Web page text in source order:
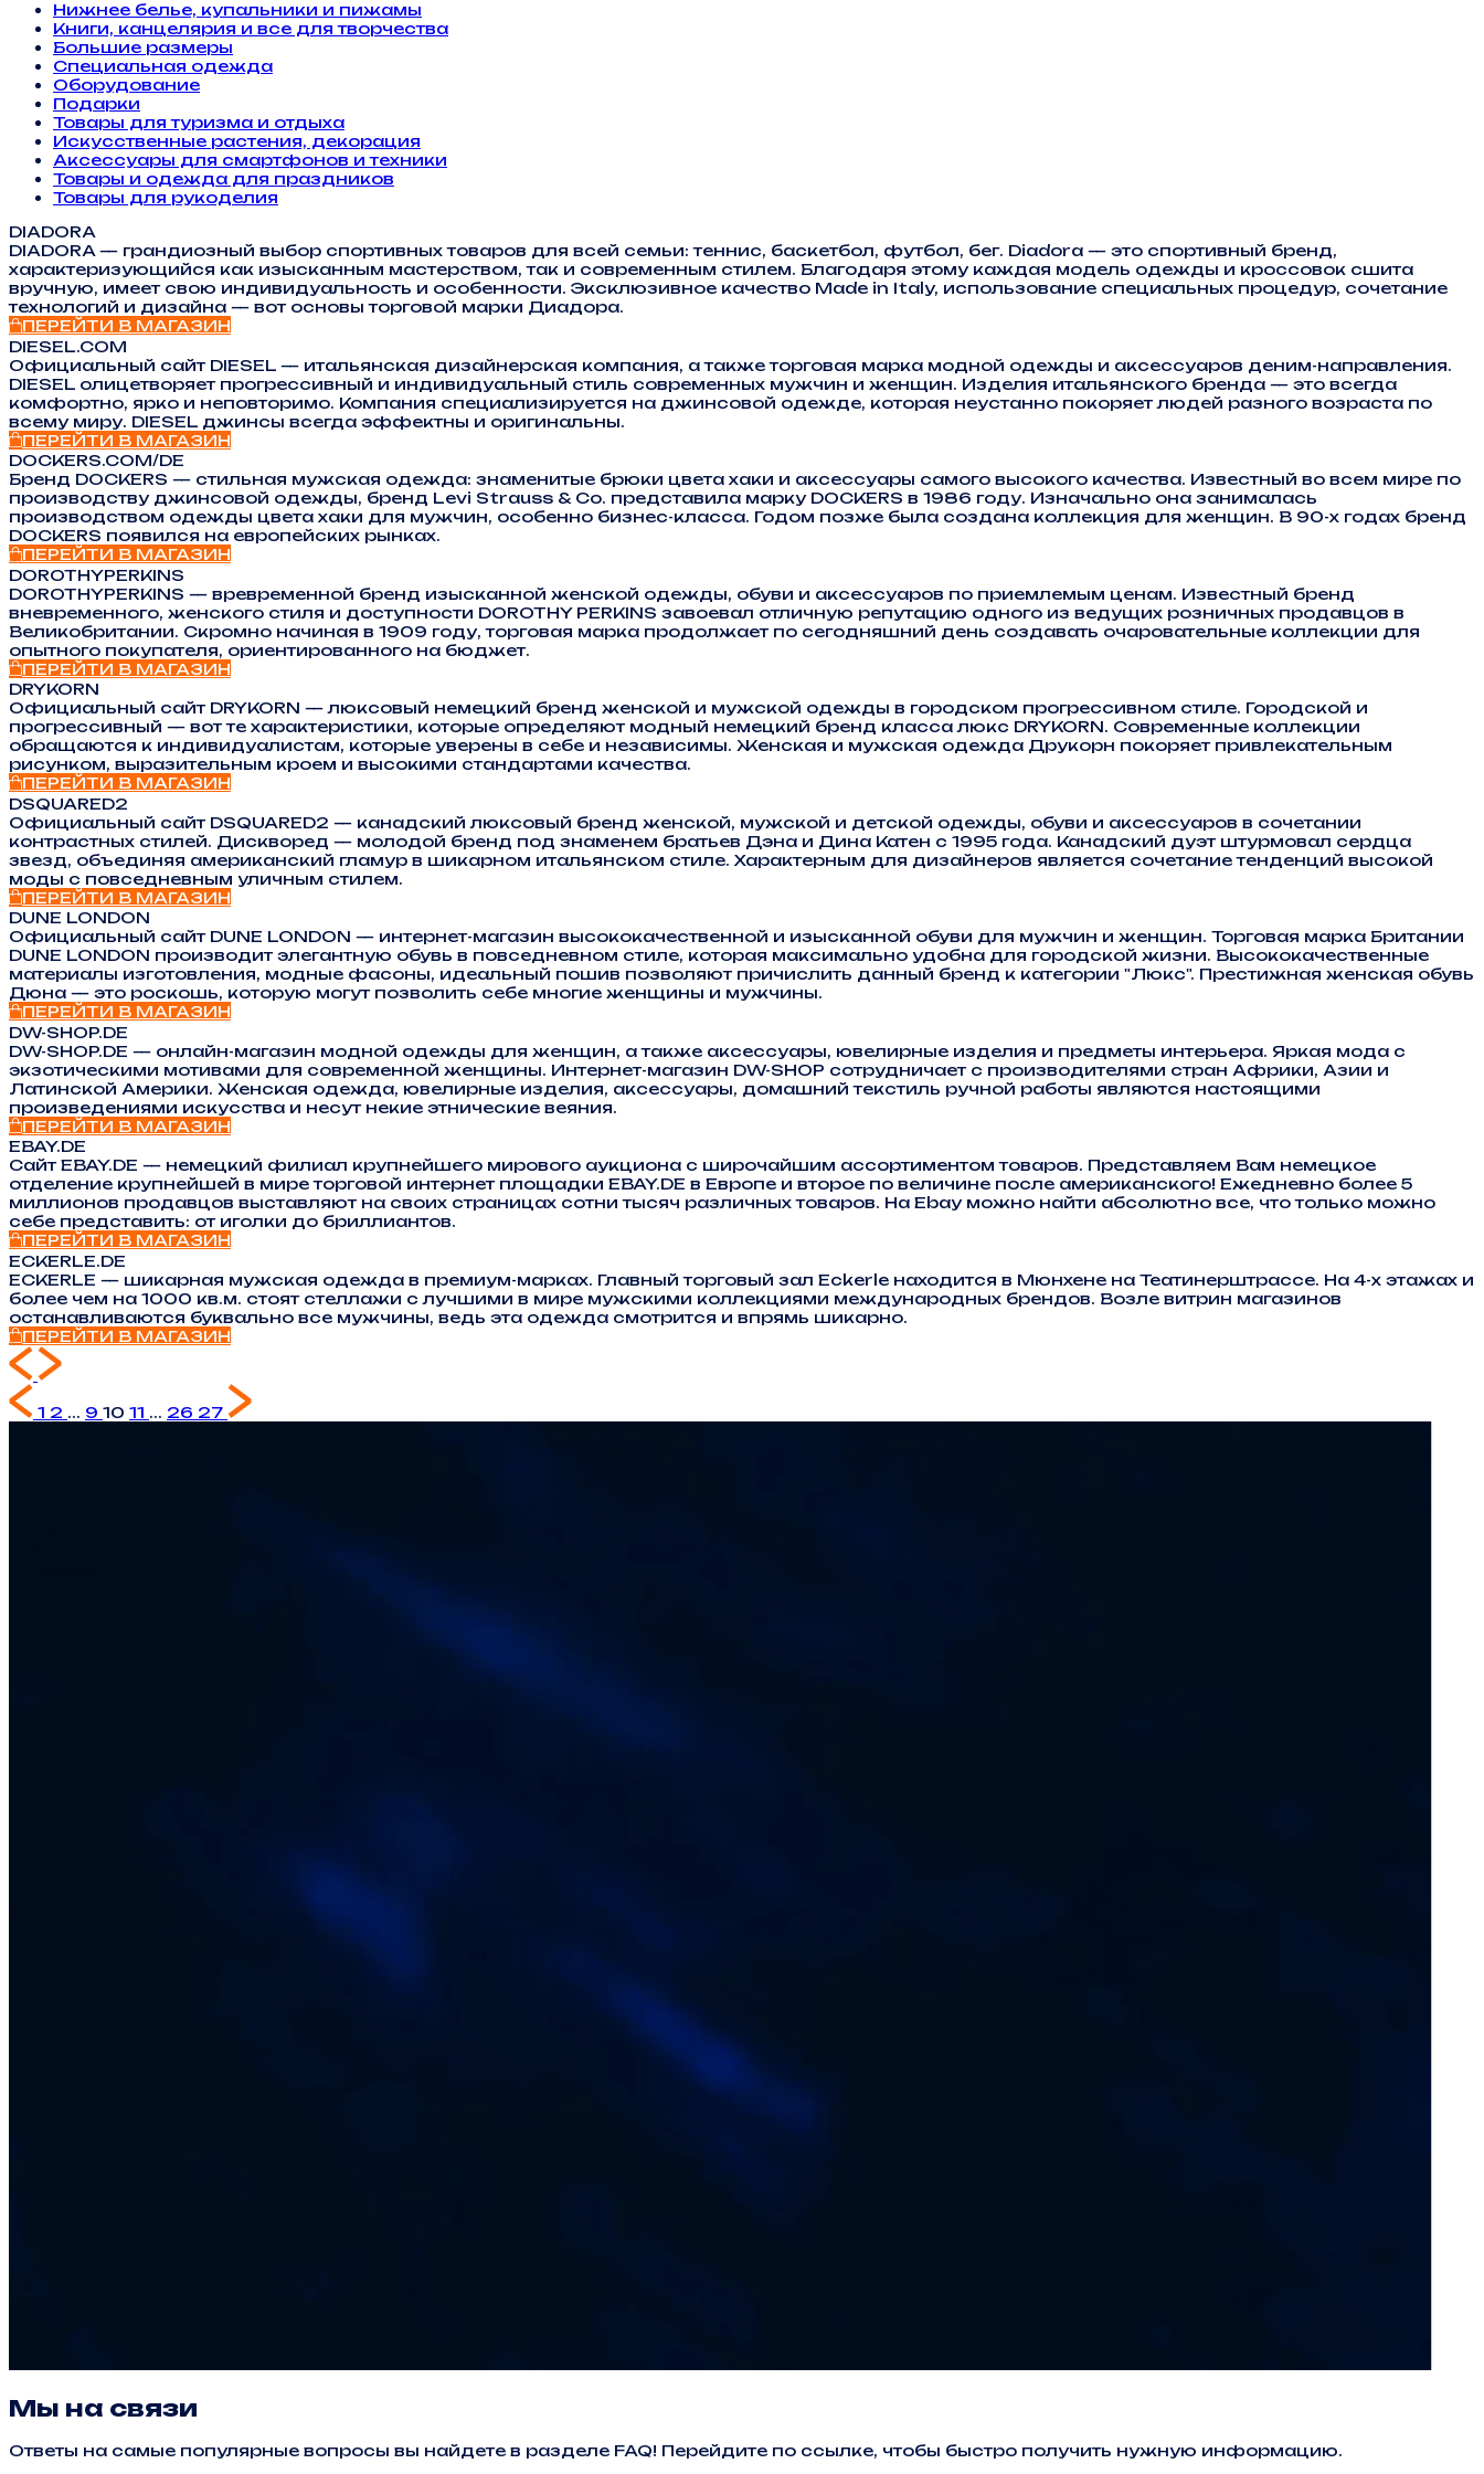
Нижнее белье, купальники и пижамы
Книги, канцелярия и все для творчества
Большие размеры
Специальная одежда
Оборудование
Подарки
Товары для туризма и отдыха
Искусственные растения, декорация
Аксессуары для смартфонов и техники
Товары и одежда для праздников
Товары для рукоделия
DIADORA
DIADORA — грандиозный выбор спортивных товаров для всей семьи: теннис, баскетбол, футбол, бег. Diadora — это спортивный бренд,
характеризующийся как изысканным мастерством, так и современным стилем. Благодаря этому каждая модель одежды и кроссовок сшита
вручную, имеет свою индивидуальность и особенности. Эксклюзивное качество Made in Italy, использование специальных процедур, сочетание
технологий и дизайна — вот основы торговой марки Диадора.
ПЕРЕЙТИ В МАГАЗИН
DIESEL.COM
Официальный сайт DIESEL — итальянская дизайнерская компания, а также торговая марка модной одежды и аксессуаров деним-направления.
DIESEL олицетворяет прогрессивный и индивидуальный стиль современных мужчин и женщин. Изделия итальянского бренда — это всегда
комфортно, ярко и неповторимо. Компания специализируется на джинсовой одежде, которая неустанно покоряет людей разного возраста по
всему миру. DIESEL джинсы всегда эффектны и оригинальны.
ПЕРЕЙТИ В МАГАЗИН
DOCKERS.COM/DE
Бренд DOCKERS — стильная мужская одежда: знаменитые брюки цвета хаки и аксессуары самого высокого качества. Известный во всем мире по
производству джинсовой одежды, бренд Levi Strauss & Co. представила марку DOCKERS в 1986 году. Изначально она занималась
производством одежды цвета хаки для мужчин, особенно бизнес-класса. Годом позже была создана коллекция для женщин. В 90-х годах бренд
DOCKERS появился на европейских рынках.
ПЕРЕЙТИ В МАГАЗИН
DOROTHYPERKINS
DOROTHYPERKINS — вревременной бренд изысканной женской одежды, обуви и аксессуаров по приемлемым ценам. Известный бренд
вневременного, женского стиля и доступности DOROTHY PERKINS завоевал отличную репутацию одного из ведущих розничных продавцов в
Великобритании. Скромно начиная в 1909 году, торговая марка продолжает по сегодняшний день создавать очаровательные коллекции для
опытного покупателя, ориентированного на бюджет.
ПЕРЕЙТИ В МАГАЗИН
DRYKORN
Официальный сайт DRYKORN — люксовый немецкий бренд женской и мужской одежды в городском прогрессивном стиле. Городской и
прогрессивный — вот те характеристики, которые определяют модный немецкий бренд класса люкс DRYKORN. Современные коллекции
обращаются к индивидуалистам, которые уверены в себе и независимы. Женская и мужская одежда Друкорн покоряет привлекательным
рисунком, выразительным кроем и высокими стандартами качества.
ПЕРЕЙТИ В МАГАЗИН
DSQUARED2
Официальный сайт DSQUARED2 — канадский люксовый бренд женской, мужской и детской одежды, обуви и аксессуаров в сочетании
контрастных стилей. Дискворед — молодой бренд под знаменем братьев Дэна и Дина Катен с 1995 года. Канадский дуэт штурмовал сердца
звезд, объединяя американский гламур в шикарном итальянском стиле. Характерным для дизайнеров является сочетание тенденций высокой
моды с повседневным уличным стилем.
ПЕРЕЙТИ В МАГАЗИН
DUNE LONDON
Официальный сайт DUNE LONDON — интернет-магазин высококачественной и изысканной обуви для мужчин и женщин. Торговая марка Британии
DUNE LONDON производит элегантную обувь в повседневном стиле, которая максимально удобна для городской жизни. Высококачественные
материалы изготовления, модные фасоны, идеальный пошив позволяют причислить данный бренд к категории "Люкс". Престижная женская обувь
Дюна — это роскошь, которую могут позволить себе многие женщины и мужчины.
ПЕРЕЙТИ В МАГАЗИН
DW-SHOP.DE
DW-SHOP.DE — онлайн-магазин модной одежды для женщин, а также аксессуары, ювелирные изделия и предметы интерьера. Яркая мода с
экзотическими мотивами для современной женщины. Интернет-магазин DW-SHOP сотрудничает с производителями стран Африки, Азии и
Латинской Америки. Женская одежда, ювелирные изделия, аксессуары, домашний текстиль ручной работы являются настоящими
произведениями искусства и несут некие этнические веяния.
ПЕРЕЙТИ В МАГАЗИН
EBAY.DE
Сайт EBAY.DE — немецкий филиал крупнейшего мирового аукциона с широчайшим ассортиментом товаров. Представляем Вам немецкое
отделение крупнейшей в мире торговой интернет площадки EBAY.DE в Европе и второе по величине после американского! Ежедневно более 5
миллионов продавцов выставляют на своих страницах сотни тысяч различных товаров. На Ebay можно найти абсолютно все, что только можно
себе представить: от иголки до бриллиантов.
ПЕРЕЙТИ В МАГАЗИН
ECKERLE.DE
ECKERLE — шикарная мужская одежда в премиум-марках. Главный торговый зал Eckerle находится в Мюнхене на Театинерштрассе. На 4-х этажах и
более чем на 1000 кв.м. стоят стеллажи с лучшими в мире мужскими коллекциями международных брендов. Возле витрин магазинов
останавливаются буквально все мужчины, ведь эта одежда смотрится и впрямь шикарно.
ПЕРЕЙТИ В МАГАЗИН
1 2 ... 9 10 11 ... 26 27
Мы на связи
Ответы на самые популярные вопросы вы найдете в разделе FAQ! Перейдите по ссылке, чтобы быстро получить нужную информацию.